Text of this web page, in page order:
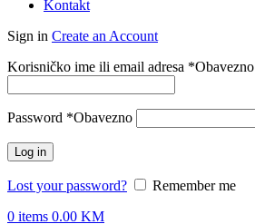
Kontakt
Sign in Create an Account
Korisničko ime ili email adresa *Obavezno
Password *Obavezno
Log in
Lost your password?
Remember me
0 items 0.00 KM